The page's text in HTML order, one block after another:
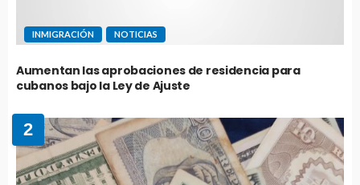
INMIGRACIÓN NOTICIAS
Aumentan las aprobaciones de residencia para
cubanos bajo la Ley de Ajuste
2